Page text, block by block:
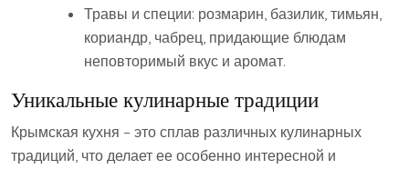
Травы и специи: розмарин‚ базилик‚ тимьян‚
кориандр‚ чабрец‚ придающие блюдам
неповторимый вкус и аромат.
Уникальные кулинарные традиции
Крымская кухня – это сплав различных кулинарных
традиций‚ что делает ее особенно интересной и